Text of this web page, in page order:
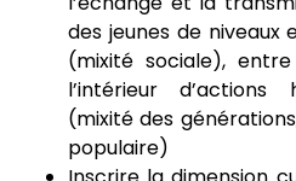
des jeunes de
(mixité sociale),
l’intérieur
(mixité des
populaire)